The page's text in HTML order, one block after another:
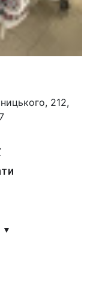
212,
▼